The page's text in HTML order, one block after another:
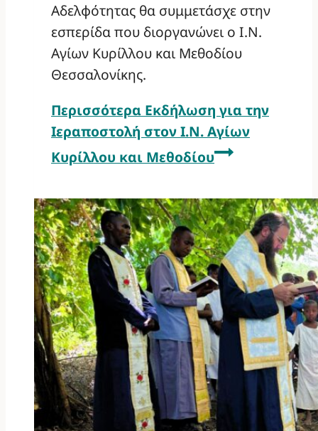
Αδελφότητας θα συμμετάσχε στην
εσπερίδα που διοργανώνει ο Ι.Ν.
Αγίων Κυρίλλου και Μεθοδίου
Θεσσαλονίκης.
Περισσότερα Εκδήλωση για την
Ιεραποστολή στον Ι.Ν. Αγίων
Κυρίλλου και Μεθοδίου